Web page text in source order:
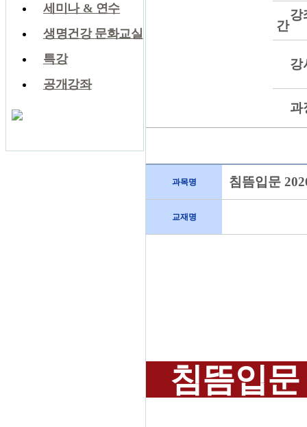
세미나 & 연수
생명건강 문화교실
특강
공개강좌
강
간
강
과
과목명 침뜸입문
교재명
침뜸입문